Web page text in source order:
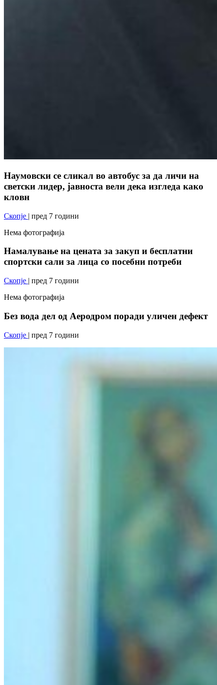
Наумовски се сликал во автобус за да личи на
светски лидер, јавноста вели дека изгледа како
кловн
Скопје | пред 7 години
Нема фотографија
Намалување на цената за закуп и бесплатни
спортски сали за лица со посебни потреби
Скопје | пред 7 години
Нема фотографија
Без вода дел од Аеродром поради уличен дефект
Скопје | пред 7 години